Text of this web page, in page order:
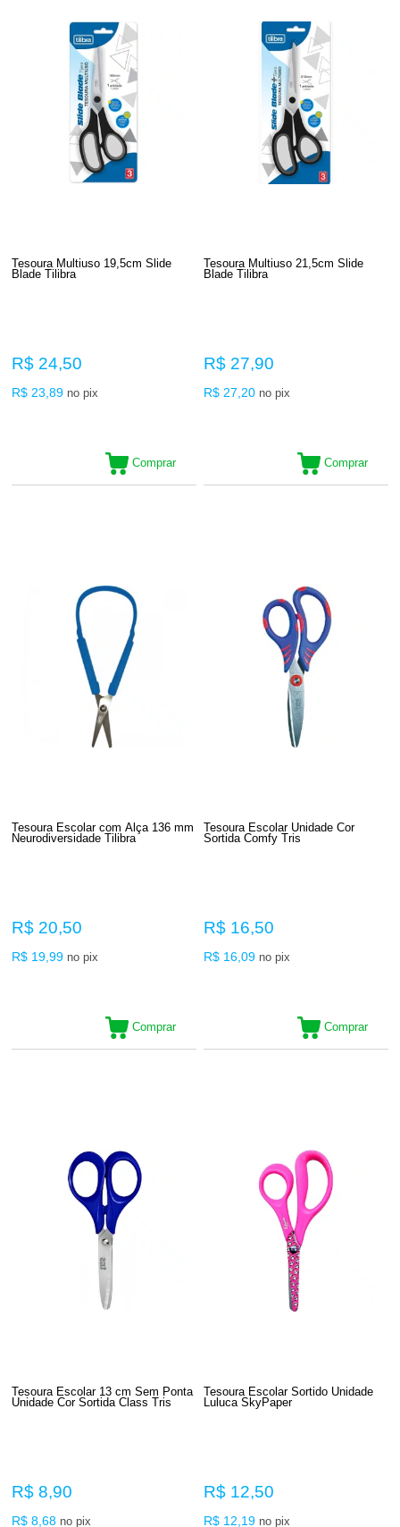
Tesoura Multiuso 19,5cm Slide
Blade Tilibra
R$ 24,50
R$ 23,89 no pix
Comprar
Tesoura Multiuso 21,5cm Slide
Blade Tilibra
R$ 27,90
R$ 27,20 no pix
Comprar
Tesoura Escolar com Alça 136 mm
Neurodiversidade Tilibra
R$ 20,50
R$ 19,99 no pix
Comprar
Tesoura Escolar Unidade Cor
Sortida Comfy Tris
R$ 16,50
R$ 16,09 no pix
Comprar
Tesoura Escolar 13 cm Sem Ponta
Unidade Cor Sortida Class Tris
R$ 8,90
R$ 8,68 no pix
Tesoura Escolar Sortido Unidade
Luluca SkyPaper
R$ 12,50
R$ 12,19 no pix